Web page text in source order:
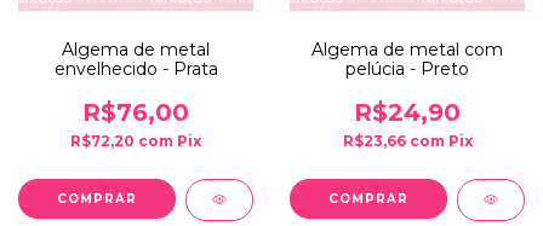
Algema de metal
envelhecido - Prata
R$76,00
R$72,20 com Pix
Algema de metal com
pelúcia - Preto
R$24,90
R$23,66 com Pix